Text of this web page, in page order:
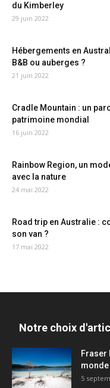
du Kimberley
29 juin 2022
Hébergements en
B&B ou auberges ?
21 juin 2022
Cradle Mountain : un
patrimoine mondial
16 juin 2022
Rainbow Region, un
avec la nature
24 mai 2022
Road trip en Australie :
son van ?
17 mai 2022
Notre choix
Fraser
monde
5